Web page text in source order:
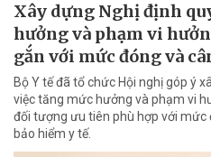
Xây dựng Nghị định
hưởng và phạm vi
gắn với mức đóng và
Bộ Y tế đã tổ chức Hội nghị góp ý
việc tăng mức hưởng và phạm vi
đối tượng ưu tiên phù hợp với mức
bảo hiểm y tế.